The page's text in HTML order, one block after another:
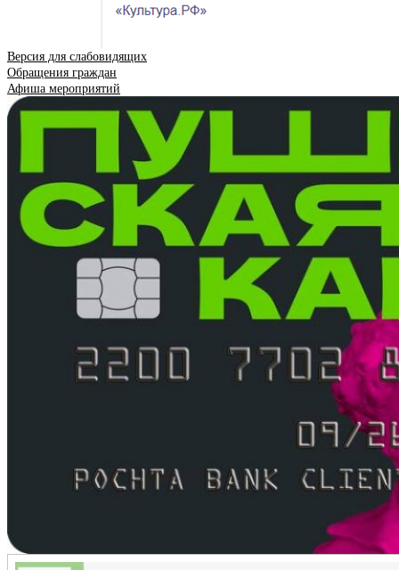
Версия для слабовидящих
Обращения граждан
Афиша мероприятий